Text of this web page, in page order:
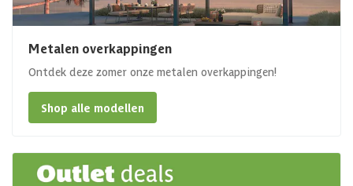
Metalen overkappingen
Ontdek deze zomer onze metalen overkappingen!
Shop alle modellen